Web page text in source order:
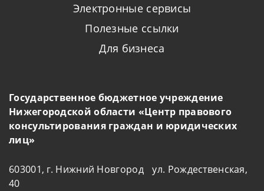
Электронные сервисы
Полезные ссылки
Для бизнеса
Государственное бюджетное учреждение
Нижегородской области «Центр правового
консультирования граждан и юридических
лиц»
603001, г. Нижний Новгород ул. Рождественская,
40